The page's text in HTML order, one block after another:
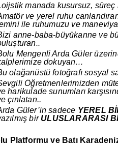
manada kusursuz, süreç
ve yerel ruhu
ile ruhumuzu ve
anne-baba-büyükanne ve
Mengenli Arda Güler
dokuyan…
olağanüstü fotoğrafı sosyal
Öğretmenlerimizden
harikulade sunumları
çınlatan..
Güler’in sadece YEREL
bir ULUSLARARASI
Platformu ve Batı